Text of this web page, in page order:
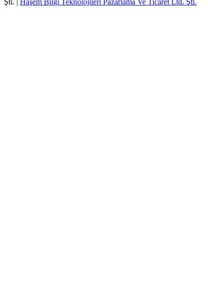
Şti. | Haşem Bilgi Teknolojileri Pazarlama Ve Ticaret Ltd. Şti.